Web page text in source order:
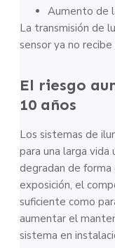
Aumento de
La transmisión de
sensor ya no
El riesgo
10 años
Los sistemas de
para una larga
degradan de forma
exposición, el
suficiente como
aumentar el
sistema en